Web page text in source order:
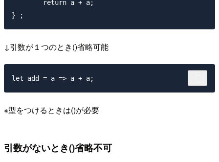
↓引数が１つのとき()省略可能
※型をつけるときは()が必要
引数がないとき()省略不可